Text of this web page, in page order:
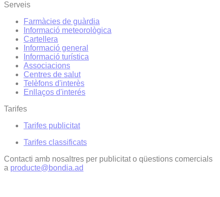
Serveis
Farmàcies de guàrdia
Informació meteorològica
Cartellera
Informació general
Informació turística
Associacions
Centres de salut
Telèfons d'interès
Enllaços d'interés
Tarifes
Tarifes publicitat
Tarifes classificats
Contacti amb nosaltres per publicitat o qüestions comercials
a producte@bondia.ad